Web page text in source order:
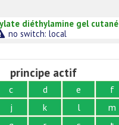
diéthylamine gel cutané
no switch: local
principe actif
c d e f
j k l m